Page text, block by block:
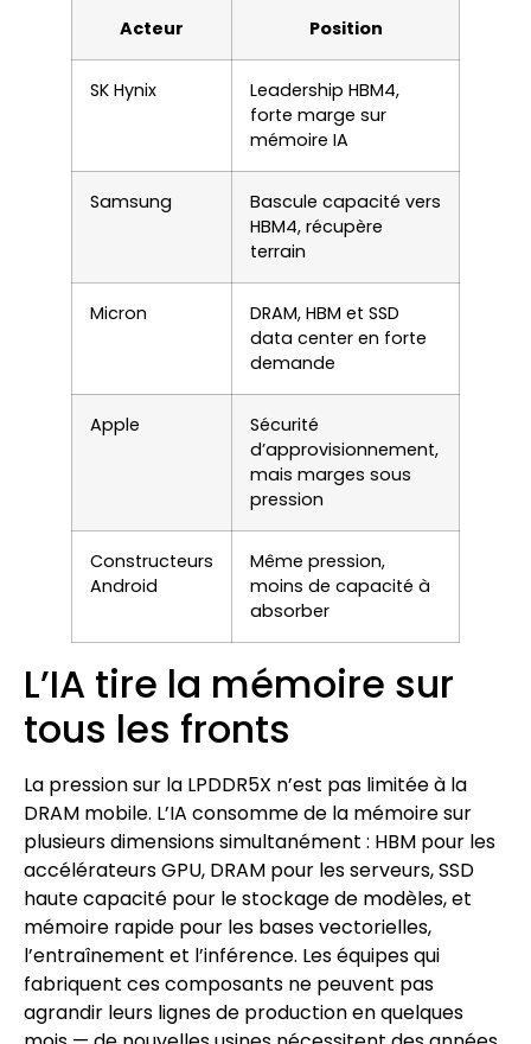
Acteur Position
SK Hynix
Leadership HBM4,
forte marge sur
mémoire IA
Samsung
Bascule capacité vers
HBM4, récupère
terrain
Micron
DRAM, HBM et SSD
data center en forte
demande
Apple
Sécurité
d’approvisionnement,
mais marges sous
pression
Constructeurs
Android
Même pression,
moins de capacité à
absorber
L’IA tire la mémoire sur
tous les fronts
La pression sur la LPDDR5X n’est pas limitée à la
DRAM mobile. L’IA consomme de la mémoire sur
plusieurs dimensions simultanément : HBM pour les
accélérateurs GPU, DRAM pour les serveurs, SSD
haute capacité pour le stockage de modèles, et
mémoire rapide pour les bases vectorielles,
l’entraînement et l’inférence. Les équipes qui
fabriquent ces composants ne peuvent pas
agrandir leurs lignes de production en quelques